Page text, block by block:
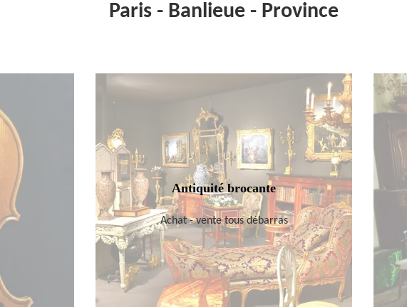
Paris - Banlieue - Province
Antiquité brocante
Achat - vente tous débarras